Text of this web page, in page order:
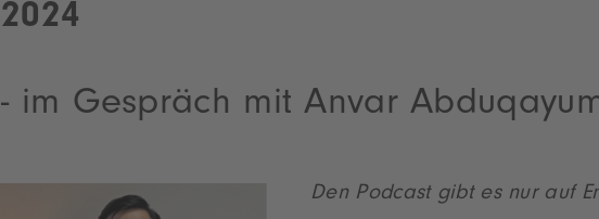
2024
- im Gespräch mit Anvar
Den Podcast gibt es nur auf